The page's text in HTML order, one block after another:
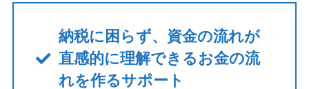
納税に困らず、資金の流れが
直感的に理解できるお金の流
れを作るサポート